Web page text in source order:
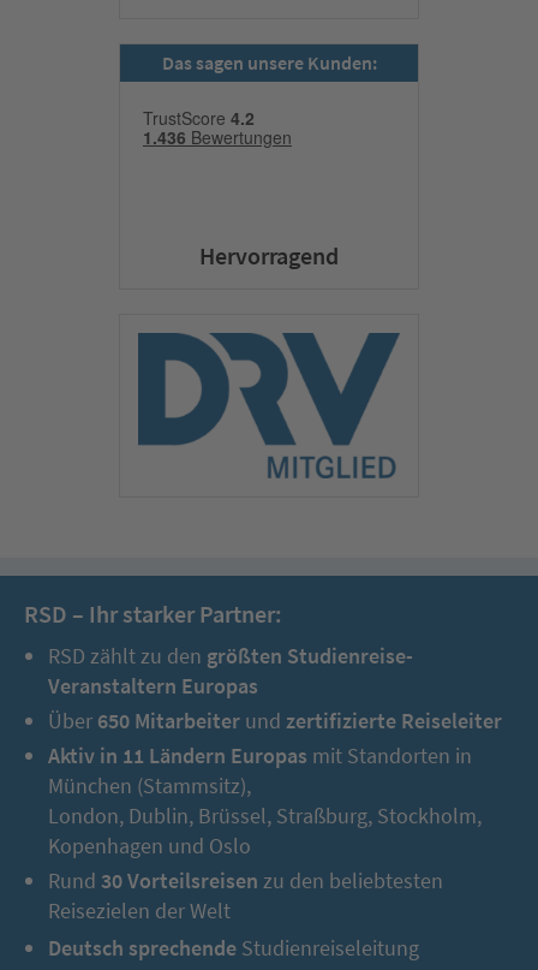
Das sagen unsere Kunden:
Hervorragend
RSD – Ihr starker Partner:
RSD zählt zu den größten Studienreise-
Veranstaltern Europas
Über 650 Mitarbeiter und zertifizierte Reiseleiter
Aktiv in 11 Ländern Europas mit Standorten in
München (Stammsitz),
London, Dublin, Brüssel, Straßburg, Stockholm,
Kopenhagen und Oslo
Rund 30 Vorteilsreisen zu den beliebtesten
Reisezielen der Welt
Deutsch sprechende Studienreiseleitung